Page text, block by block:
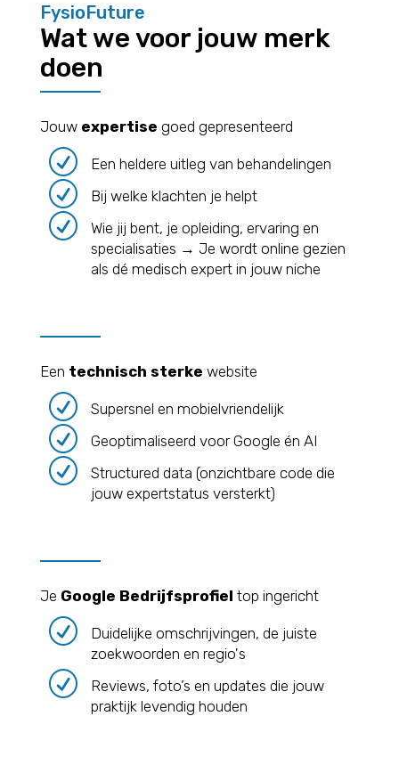
FysioFuture
Wat we voor jouw merk
doen
Jouw expertise goed gepresenteerd
R Een heldere uitleg van behandelingen
R Bij welke klachten je helpt
R
Wie jij bent, je opleiding, ervaring en
specialisaties → Je wordt online gezien
als dé medisch expert in jouw niche
Een technisch sterke website
R Supersnel en mobielvriendelijk
R Geoptimaliseerd voor Google én AI
R
Structured data (onzichtbare code die
jouw expertstatus versterkt)
Je Google Bedrijfsprofiel top ingericht
R
Duidelijke omschrijvingen, de juiste
zoekwoorden en regio's
R
Reviews, foto’s en updates die jouw
praktijk levendig houden